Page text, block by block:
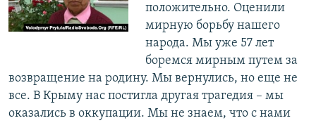
положительно. Оценили
мирную борьбу нашего
народа. Мы уже 57 лет
боремся мирным путем за
возвращение на родину. Мы вернулись, но еще не
все. В Крыму нас постигла другая трагедия – мы
оказались в оккупации. Мы не знаем, что с нами